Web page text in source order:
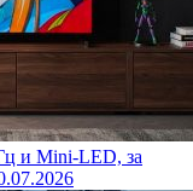
и Mini-LED, за